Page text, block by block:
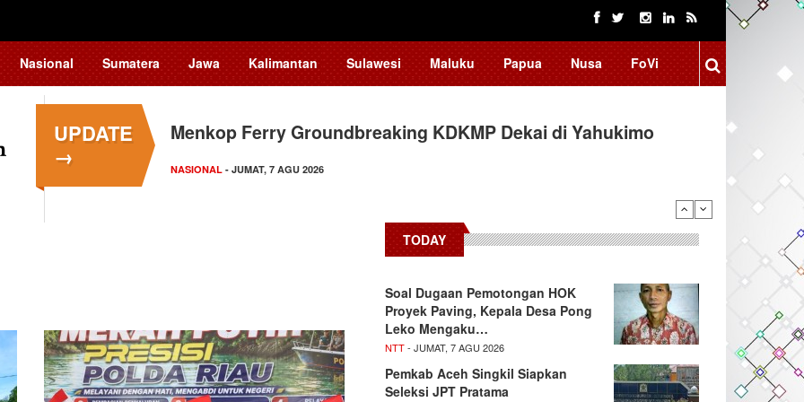
Nasional Sumatera Jawa Kalimantan Sulawesi Maluku Papua Nusa FoVi
UPDATE
→
Menkop Ferry Groundbreaking KDKMP Dekai di Yahukimo
NASIONAL - JUMAT, 7 AGU 2026
Dosen Ilmu Komputer UPER Kembangkan Aplikasi Netrash,
TODAY
​Soal Dugaan Pemotongan HOK
Proyek Paving, Kepala Desa Pong
Leko Mengaku…
NTT- JUMAT, 7 AGU 2026
Pemkab Aceh Singkil Siapkan
Seleksi JPT Pratama